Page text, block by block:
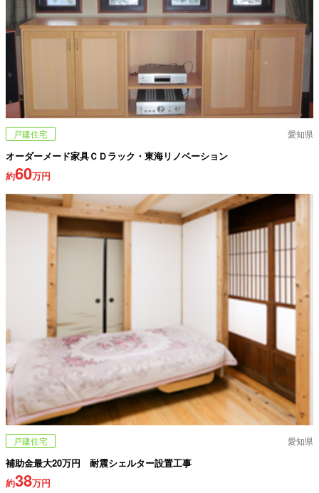
戸建住宅 愛知県
オーダーメード家具ＣＤラック・東海リノベーション
約60万円
戸建住宅 愛知県
補助金最大20万円 耐震シェルター設置工事
約38万円